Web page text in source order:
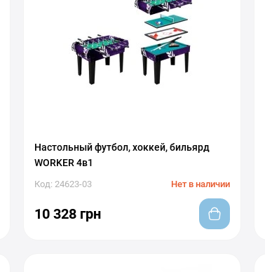
Настольный футбол, хоккей, бильярд
WORKER 4в1
Код: 24623-03 Нет в наличии
10 328 грн